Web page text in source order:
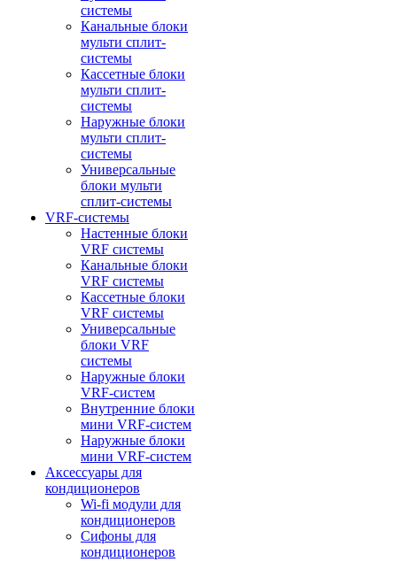
системы
Канальные блоки
мульти сплит-
системы
Кассетные блоки
мульти сплит-
системы
Наружные блоки
мульти сплит-
системы
Универсальные
блоки мульти
сплит-системы
VRF-системы
Настенные блоки
VRF системы
Канальные блоки
VRF системы
Кассетные блоки
VRF системы
Универсальные
блоки VRF
системы
Наружные блоки
VRF-систем
Внутренние блоки
мини VRF-систем
Наружные блоки
мини VRF-систем
Аксессуары для
кондиционеров
Wi-fi модули для
кондиционеров
Сифоны для
кондиционеров